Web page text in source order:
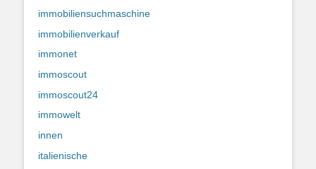
immobiliensuchmaschine
immobilienverkauf
immonet
immoscout
immoscout24
immowelt
innen
italienische